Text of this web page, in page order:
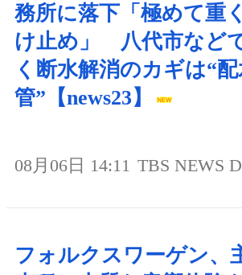
務所に落下「極めて重
け止め」 八代市など
く断水解消のカギは“
管”【news23】
08月06日 14:11 TBS NEWS
フォルクスワーゲン、